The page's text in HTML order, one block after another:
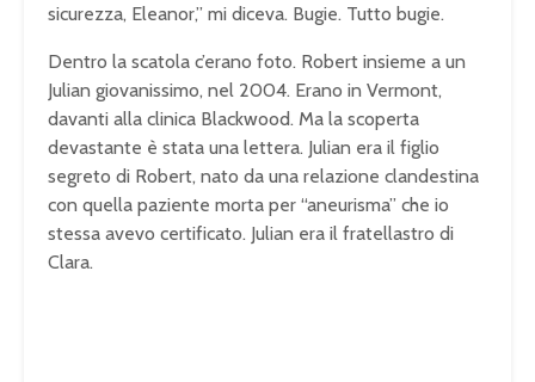
sicurezza, Eleanor,” mi diceva. Bugie. Tutto bugie.
Dentro la scatola c’erano foto. Robert insieme a un
Julian giovanissimo, nel 2004. Erano in Vermont,
davanti alla clinica Blackwood. Ma la scoperta
devastante è stata una lettera. Julian era il figlio
segreto di Robert, nato da una relazione clandestina
con quella paziente morta per “aneurisma” che io
stessa avevo certificato. Julian era il fratellastro di
Clara.